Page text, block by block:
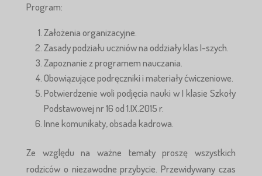
Program:
Założenia organizacyjne.
Zasady podziału uczniów na oddziały klas I-szych.
Zapoznanie z programem nauczania.
Obowiązujące podręczniki i materiały ćwiczeniowe.
Potwierdzenie woli podjęcia nauki w I klasie Szkoły
Podstawowej nr 16 od 1.IX.2015 r.
Inne komunikaty, obsada kadrowa.
Ze względu na ważne tematy proszę wszystkich
rodziców o niezawodne przybycie. Przewidywany czas